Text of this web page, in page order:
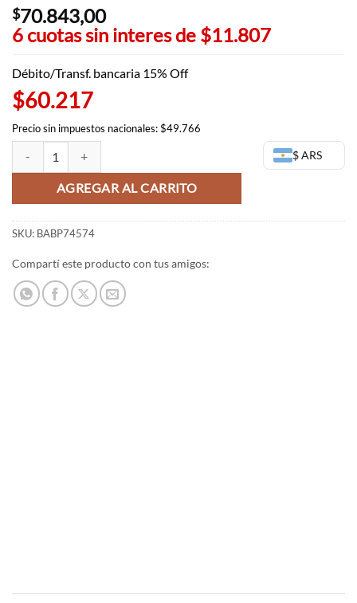
$70.843,00
6 cuotas sin interes de $11.807
Débito/Transf. bancaria 15% Off
$60.217
Precio sin impuestos nacionales: $49.766
$ ARS
Figura de Jiraiya - Naruto Shippuden - Bandai Banpresto cantidad
AGREGAR AL CARRITO
SKU: BABP74574
Compartí este producto con tus amigos: